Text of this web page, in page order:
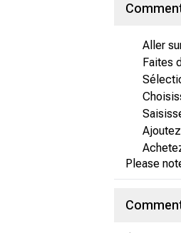
Aller
Faites
Please